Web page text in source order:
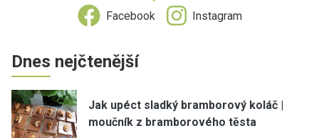
Facebook Instagram
Dnes nejčtenější
Jak upéct sladký bramborový koláč |
moučník z bramborového těsta